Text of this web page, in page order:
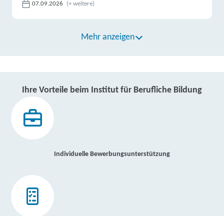
07.09.2026
(+ weitere)
Mehr anzeigen
Ihre Vorteile beim Institut für Berufliche Bildung
Individuelle Bewerbungsunterstützung